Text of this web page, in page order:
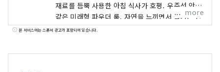
재료를 듬뿍 사용한 아침 식사가 호평. 우주선 안과
같은 미래형 파우더 룸. 자연을 느끼면서 즐기는 전
세 목욕탕. 장작 스토브에 의한 몸도 마음도 따뜻해
more
본 서비스에는 스폰서 광고가 포함되어 있습니다.